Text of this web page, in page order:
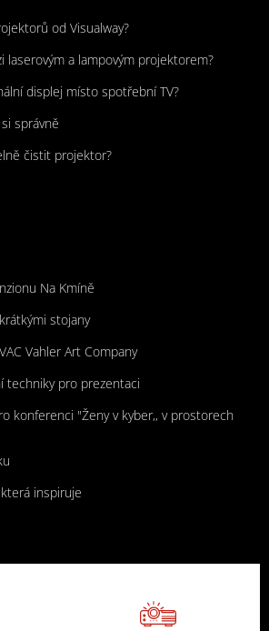
od Visualway?
laserovým a lampovým projektorem?
displej místo spotřební TV?
správně
čistit projektor?
Na Kmíně
stojany
Vahler Art Company
techniky pro prezentaci
konferenci "Ženy v kyber,, v prostorech
inspiruje